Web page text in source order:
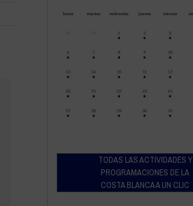
TODAS LAS ACTIVIDADES Y
PROGRAMACIONES DE LA
COSTA BLANCA A UN CLIC